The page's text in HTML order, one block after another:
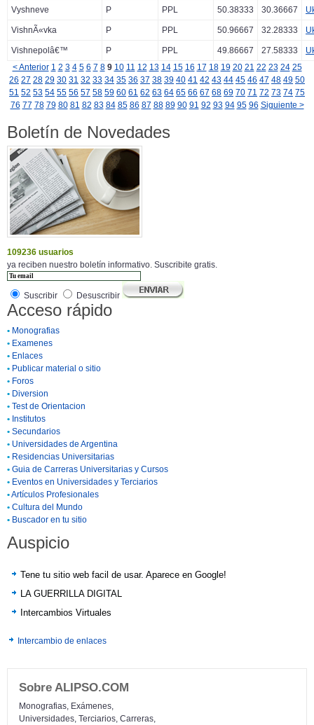
Vyshneve P PPL 50.38333 30.36667
VishnÃ«vka P PPL 50.96667 32.28333
Vishnepolâ€™ P PPL 49.86667 27.58333
< Anterior 1 2 3 4 5 6 7 8 9 10 11 12 13 14 15 16 17 18 19 20 21 22 23 24 25
26 27 28 29 30 31 32 33 34 35 36 37 38 39 40 41 42 43 44 45 46 47 48 49 50
51 52 53 54 55 56 57 58 59 60 61 62 63 64 65 66 67 68 69 70 71 72 73 74 75
76 77 78 79 80 81 82 83 84 85 86 87 88 89 90 91 92 93 94 95 96 Siguiente >
Boletín de Novedades
109236 usuarios
ya reciben nuestro boletín informativo. Suscribite gratis.
Suscribir Desuscribir
Acceso rápido
• Monografias
• Examenes
• Enlaces
• Publicar material o sitio
• Foros
• Diversion
• Test de Orientacion
• Institutos
• Secundarios
• Universidades de Argentina
• Residencias Universitarias
• Guia de Carreras Universitarias y Cursos
• Eventos en Universidades y Terciarios
•Artículos Profesionales
• Cultura del Mundo
• Buscador en tu sitio
Auspicio
Tene tu sitio web facil de usar. Aparece en Google!
LA GUERRILLA DIGITAL
Intercambios Virtuales
Intercambio de enlaces
Sobre ALIPSO.COM
Monografias, Exámenes,
Universidades, Terciarios, Carreras,